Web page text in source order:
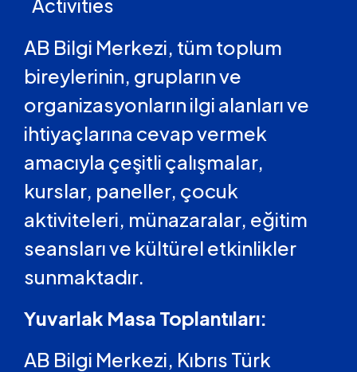
Activities
AB Bilgi Merkezi, tüm toplum
bireylerinin, grupların ve
organizasyonların ilgi alanları ve
ihtiyaçlarına cevap vermek
amacıyla çeşitli çalışmalar,
kurslar, paneller, çocuk
aktiviteleri, münazaralar, eğitim
seansları ve kültürel etkinlikler
sunmaktadır.
Yuvarlak Masa Toplantıları:
AB Bilgi Merkezi, Kıbrıs Türk